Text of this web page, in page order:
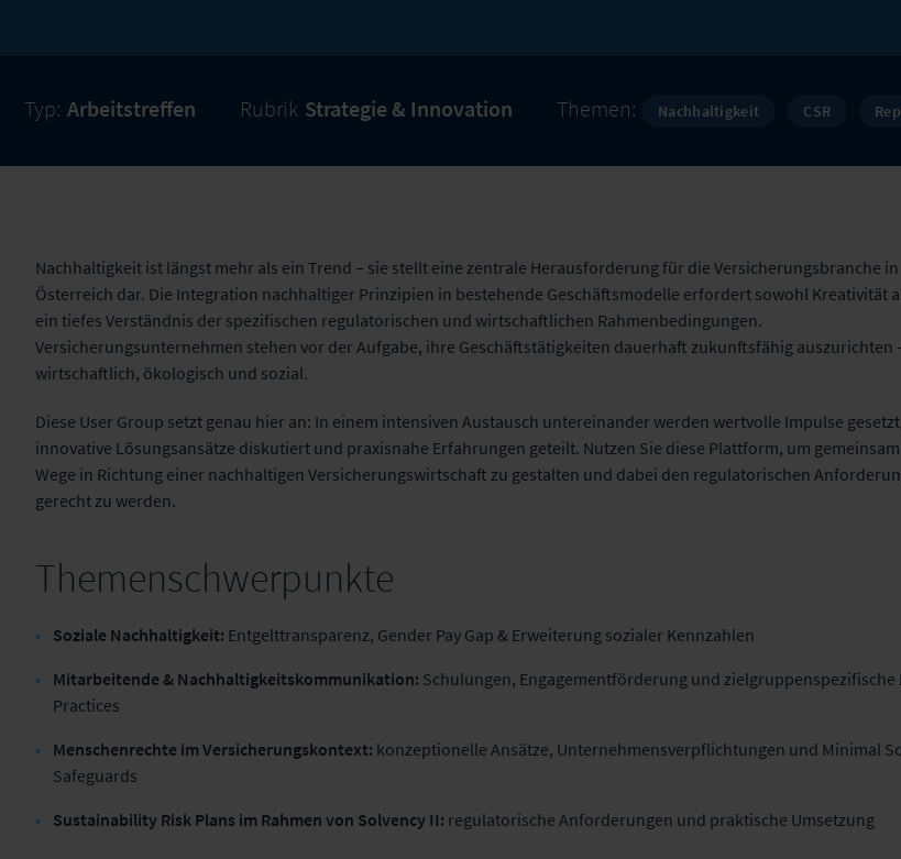
Typ: Arbeitstreffen Rubrik Strategie & Innovation Themen: Nachhaltigkeit CSR
Nachhaltigkeit ist längst mehr als ein Trend – sie stellt eine zentrale Herausforderung für die Versicherungsbranche in
Österreich dar. Die Integration nachhaltiger Prinzipien in bestehende Geschäftsmodelle erfordert sowohl Kreativität
ein tiefes Verständnis der spezifischen regulatorischen und wirtschaftlichen Rahmenbedingungen.
Versicherungsunternehmen stehen vor der Aufgabe, ihre Geschäftstätigkeiten dauerhaft zukunftsfähig auszurichten
wirtschaftlich, ökologisch und sozial.
Diese User Group setzt genau hier an: In einem intensiven Austausch untereinander werden wertvolle Impulse
innovative Lösungsansätze diskutiert und praxisnahe Erfahrungen geteilt. Nutzen Sie diese Plattform, um
Wege in Richtung einer nachhaltigen Versicherungswirtschaft zu gestalten und dabei den regulatorischen
gerecht zu werden.
Themenschwerpunkte
Soziale Nachhaltigkeit: Entgelttransparenz, Gender Pay Gap & Erweiterung sozialer Kennzahlen
Mitarbeitende & Nachhaltigkeitskommunikation: Schulungen, Engagementförderung und zielgruppenspezifische
Practices
Menschenrechte im Versicherungskontext: konzeptionelle Ansätze, Unternehmensverpflichtungen und Minimal
Safeguards
Sustainability Risk Plans im Rahmen von Solvency II: regulatorische Anforderungen und praktische Umsetzung